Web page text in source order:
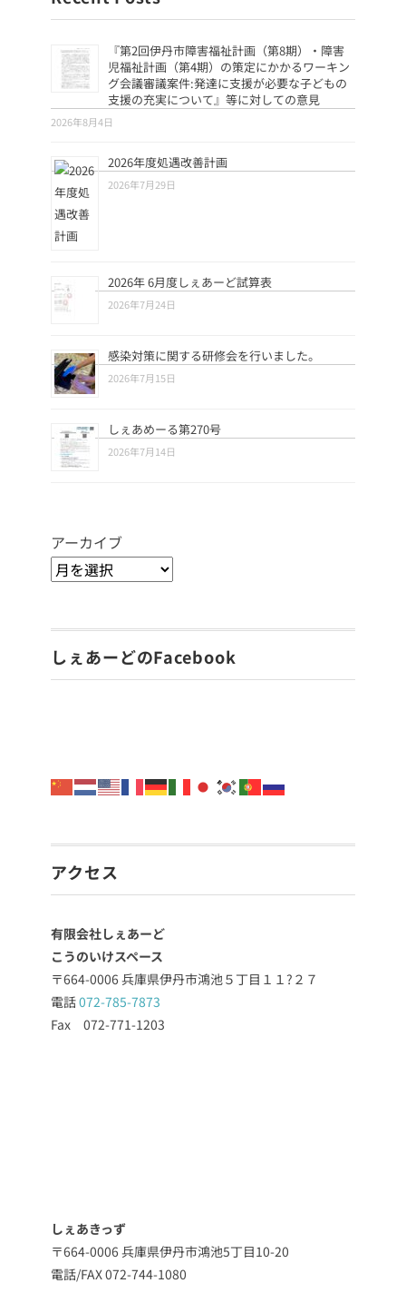
『第2回伊丹市障害福祉計画（第8期）・障害
児福祉計画（第4期）の策定にかかるワーキン
グ会議審議案件:発達に支援が必要な子どもの
支援の充実について』等に対しての意見
2026年8月4日
2026年度処遇改善計画
2026年7月29日
2026年 6月度しぇあーど試算表
2026年7月24日
感染対策に関する研修会を行いました。
2026年7月15日
しぇあめーる第270号
2026年7月14日
アーカイブ
しぇあーどのFacebook
アクセス
有限会社しぇあーど
こうのいけスペース
〒664-0006 兵庫県伊丹市鴻池５丁目１１?２７
電話072-785-7873
Fax 072-771-1203
しぇあきっず
〒664-0006 兵庫県伊丹市鴻池5丁目10-20
電話/FAX 072-744-1080